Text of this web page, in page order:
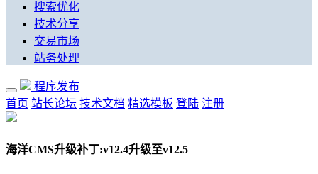
搜索优化
技术分享
交易市场
站务处理
程序发布
首页 站长论坛 技术文档 精选模板 登陆 注册
海洋CMS升级补丁:v12.4升级至v12.5